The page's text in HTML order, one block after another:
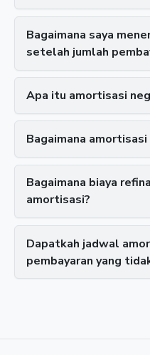
Bagaimana saya
setelah jumlah
Apa itu amortisasi
Bagaimana
Bagaimana biaya
amortisasi?
Dapatkah jadwal
pembayaran yang